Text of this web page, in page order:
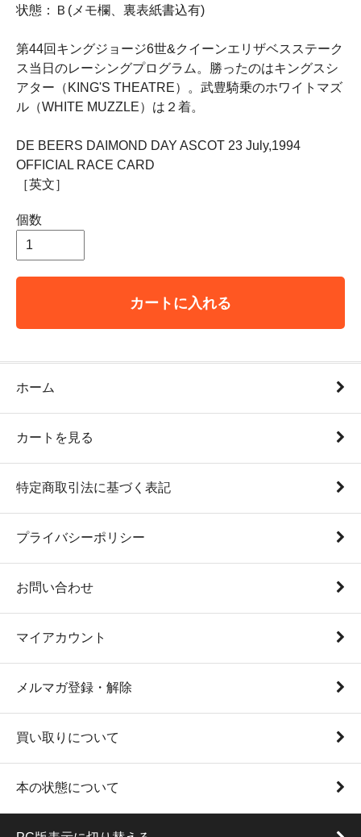
状態：Ｂ(メモ欄、裏表紙書込有)
第44回キングジョージ6世&クイーンエリザベスステーク
ス当日のレーシングプログラム。勝ったのはキングスシ
アター（KING'S THEATRE）。武豊騎乗のホワイトマズ
ル（WHITE MUZZLE）は２着。
DE BEERS DAIMOND DAY ASCOT 23 July,1994
OFFICIAL RACE CARD
［英文］
個数
カートに入れる
ホーム
カートを見る
特定商取引法に基づく表記
プライバシーポリシー
お問い合わせ
マイアカウント
メルマガ登録・解除
買い取りについて
本の状態について